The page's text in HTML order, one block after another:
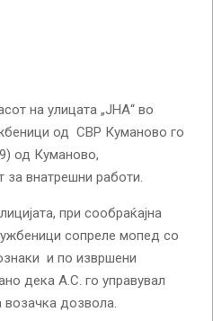
на улицата „ЈНА“ во
од СВР Куманово го
од Куманово,
внатрешни работи.
при сообраќајна
сопреле мопед со
и по извршени
дека A.С. го управувал
дозвола.